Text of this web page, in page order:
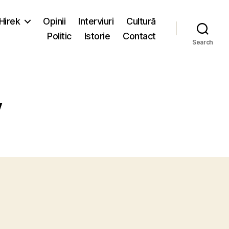
Opinii Interviuri
Cultură
Politic
Istorie Contact
Search